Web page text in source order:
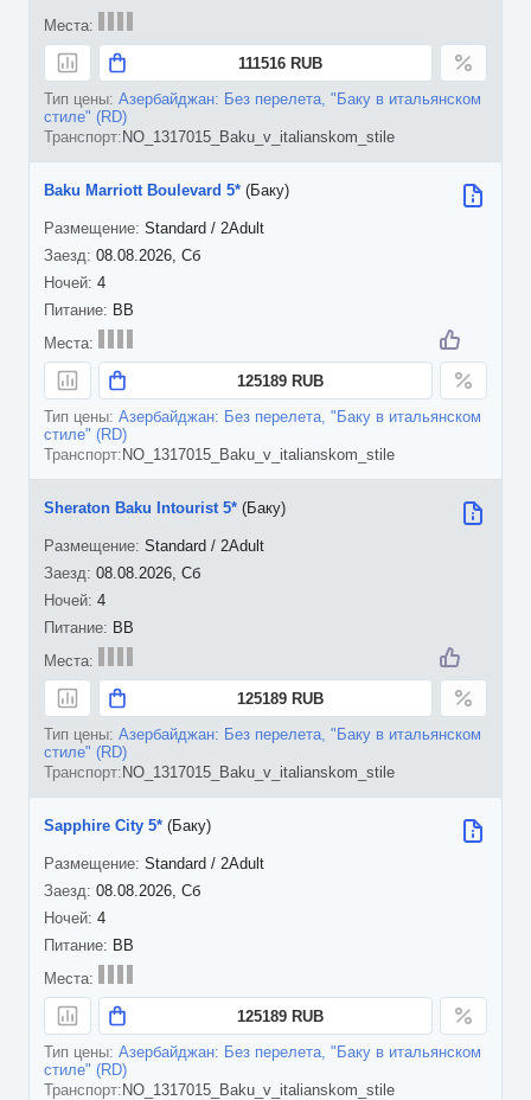
111516 RUB
Азербайджан: Без перелета, "Баку в итальянском
стиле" (RD)
NO_1317015_Baku_v_italianskom_stile
08.08.2026, Сб
4
Baku Marriott Boulevard 5* (Баку)
Standard / 2Adult
BB
125189 RUB
Азербайджан: Без перелета, "Баку в итальянском
стиле" (RD)
NO_1317015_Baku_v_italianskom_stile
08.08.2026, Сб
4
Sheraton Baku Intourist 5* (Баку)
Standard / 2Adult
BB
125189 RUB
Азербайджан: Без перелета, "Баку в итальянском
стиле" (RD)
NO_1317015_Baku_v_italianskom_stile
08.08.2026, Сб
4
Sapphire City 5* (Баку)
Standard / 2Adult
BB
125189 RUB
Азербайджан: Без перелета, "Баку в итальянском
стиле" (RD)
NO_1317015_Baku_v_italianskom_stile